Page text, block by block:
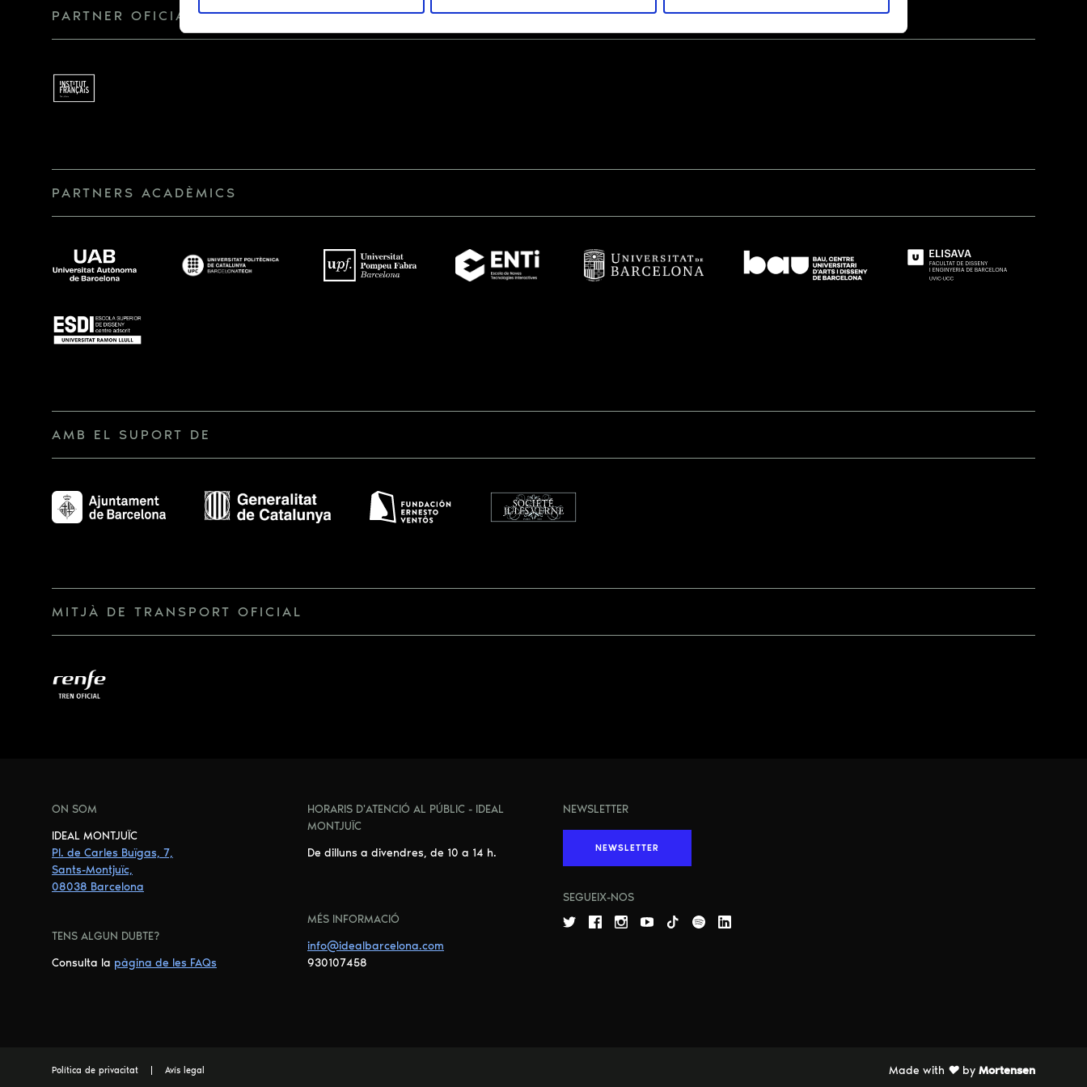
PARTNER OFICIAL
PARTNERS ACADÈMICS
AMB EL SUPORT DE
MITJÀ DE TRANSPORT OFICIAL
ON SOM
IDEAL MONTJUÏC
Pl. de Carles Buïgas, 7,
Sants-Montjuïc,
08038 Barcelona
TENS ALGUN DUBTE?
Consulta la pàgina de les FAQs
HORARIS D'ATENCIÓ AL PÚBLIC - IDEAL
MONTJUÏC
De dilluns a divendres, de 10 a 14 h.
MÉS INFORMACIÓ
info@idealbarcelona.com
930107458
NEWSLETTER
NEWSLETTER
SEGUEIX-NOS
Política de privacitat Avís legal Made with ♥ by Mortensen